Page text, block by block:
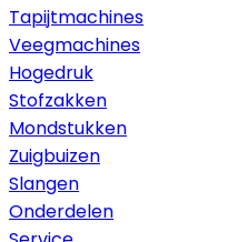
Tapijtmachines
Veegmachines
Hogedruk
Stofzakken
Mondstukken
Zuigbuizen
Slangen
Onderdelen